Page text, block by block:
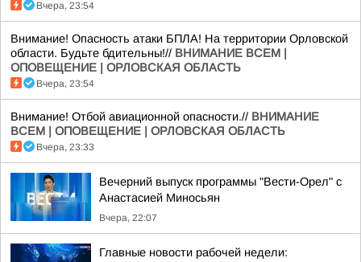
Вчера, 23:54
Внимание! Опасность атаки БПЛА! На территории Орловской
области. Будьте бдительны!// ВНИМАНИЕ ВСЕМ |
ОПОВЕЩЕНИЕ | ОРЛОВСКАЯ ОБЛАСТЬ
Вчера, 23:54
Внимание! Отбой авиационной опасности.// ВНИМАНИЕ
ВСЕМ | ОПОВЕЩЕНИЕ | ОРЛОВСКАЯ ОБЛАСТЬ
Вчера, 23:33
Вечерний выпуск программы "Вести-Орел" с
Анастасией Миносьян
Вчера, 22:07
Главные новости рабочей недели: